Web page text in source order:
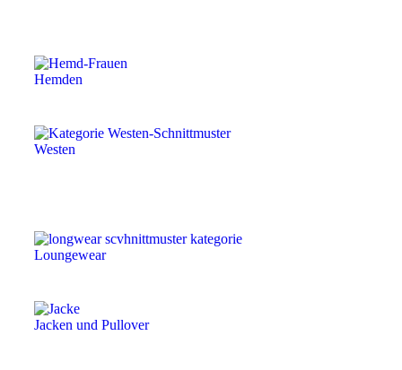
Hemden
Westen
Loungewear
Jacken und Pullover